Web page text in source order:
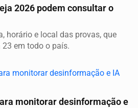
2026 podem consultar o
horário e local das provas, que
em todo o país.
monitorar desinformação e